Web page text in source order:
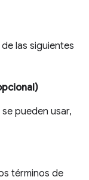
las siguientes
pueden usar,
términos de